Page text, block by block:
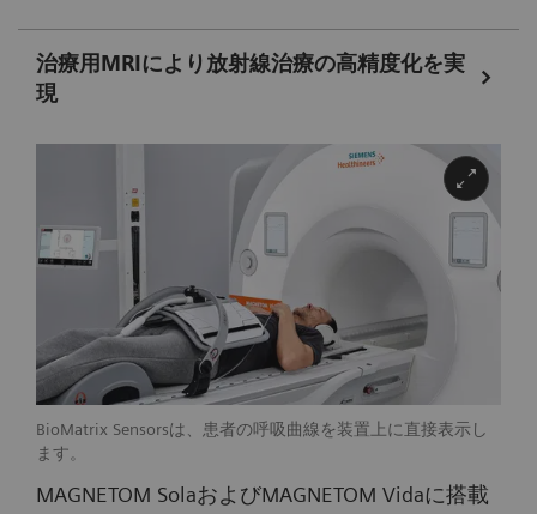
治療用MRIにより放射線治療の高精度化を実
現
BioMatrix Sensorsは、患者の呼吸曲線を装置上に直接表示し
ます。
MAGNETOM SolaおよびMAGNETOM Vidaに搭載